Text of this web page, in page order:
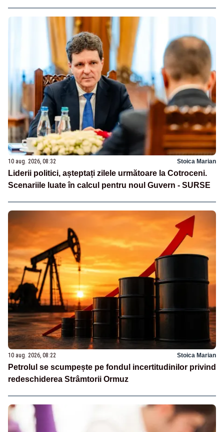
10 aug. 2026, 08:32 Stoica Marian
Liderii politici, așteptați zilele următoare la Cotroceni.
Scenariile luate în calcul pentru noul Guvern - SURSE
10 aug. 2026, 08:22 Stoica Marian
Petrolul se scumpește pe fondul incertitudinilor privind
redeschiderea Strâmtorii Ormuz